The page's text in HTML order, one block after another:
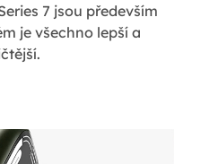
7 jsou především
je všechno lepší a